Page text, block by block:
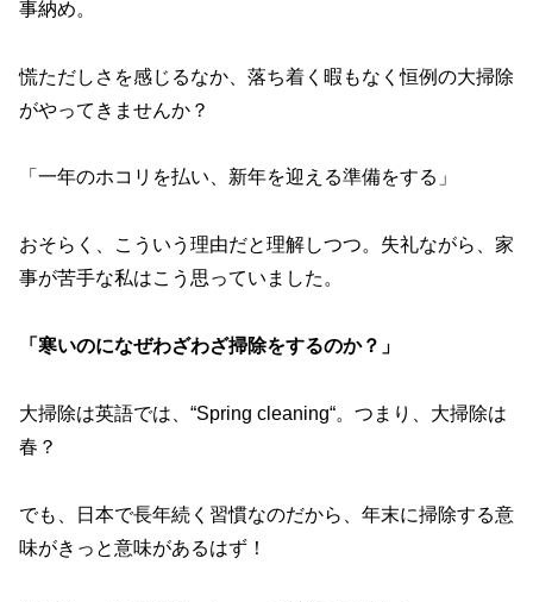
事納め。
慌ただしさを感じるなか、落ち着く暇もなく恒例の大掃除
がやってきませんか？
「一年のホコリを払い、新年を迎える準備をする」
おそらく、こういう理由だと理解しつつ。失礼ながら、家
事が苦手な私はこう思っていました。
「寒いのになぜわざわざ掃除をするのか？」
大掃除は英語では、“Spring cleaning“。つまり、大掃除は
春？
でも、日本で長年続く習慣なのだから、年末に掃除する意
味がきっと意味があるはず！